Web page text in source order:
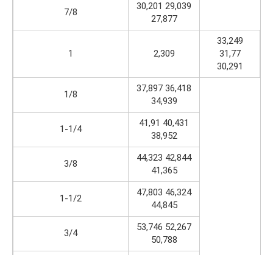
7/8
30,201 29,039
27,877
1 2,309
33,249
31,77
30,291
1/8
37,897 36,418
34,939
1-1/4
41,91 40,431
38,952
3/8
44,323 42,844
41,365
1-1/2
47,803 46,324
44,845
3/4
53,746 52,267
50,788